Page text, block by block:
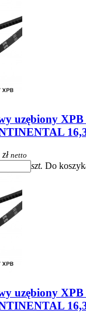
uzębiony
netto
szt. Do
uzębiony